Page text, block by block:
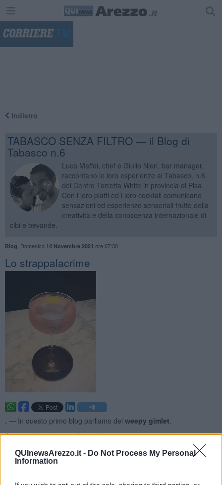
QUInewsArezzo.it - Do Not Process My Personal
Information
Indietro
TABASCO SENZA FILTRO — il Blog di
Tabasco n.6
Luca Maffei, chef e Giulio Nieri, bar manager,
raccontano le loro esperienze al Tabasco. n.6
del Centro Torretta White in provincia di Pisa.
Con i loro piatti ed i loro cocktail comunicano
sensazioni ed esperienze sensoriali frutto della
creatività e della conoscenza internazionale di
cibi e bevande.
Blog Domenica 14 Novembre 2021 ore 07:30
Lo strappalacrime
. — In questo primo blog parliamo del weepy gimlet
Si tratta di un classico drink, a base gin e lime cordial, che e'stato
creato proprio nell'intento di rispecchiare quello che e' il Tabasco
restaurant